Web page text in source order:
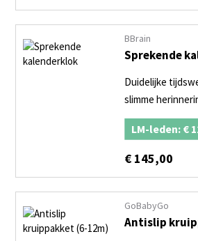
BBrain
Sprekende
Duidelijke
slimme
LM-leden: €
€ 145,00
GoBabyGo
Antislip